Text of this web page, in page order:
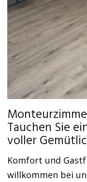
Tauchen Sie
voller
Komfort und
willkommen bei